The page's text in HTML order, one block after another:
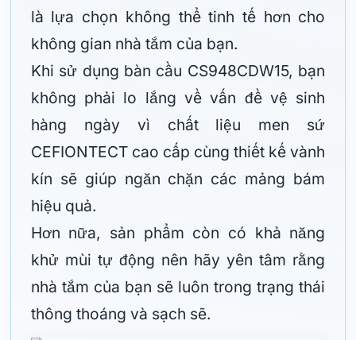
là lựa chọn không thể tinh tế hơn cho
không gian nhà tắm của bạn.
Khi sử dụng bàn cầu CS948CDW15, bạn
không phải lo lắng về vấn đề vệ sinh
hàng ngày vì chất liệu men sứ
CEFIONTECT cao cấp cùng thiết kế vành
kín sẽ giúp ngăn chặn các mảng bám
hiệu quả.
Hơn nữa, sản phẩm còn có khả năng
khử mùi tự động nên hãy yên tâm rằng
nhà tắm của bạn sẽ luôn trong trạng thái
thông thoáng và sạch sẽ.